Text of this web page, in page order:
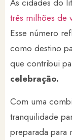
As cidades do
três milhões de
Esse número
como destino
que contribui
celebração.
Com uma
tranquilidade
preparada para